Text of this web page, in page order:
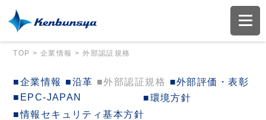
TOP >企業情報 >外部認証規格
■企業情報 ■沿革 ■外部認証規格 ■外部評価・表彰
■EPC-JAPAN
■環境方針
■情報セキュリティ基本方針